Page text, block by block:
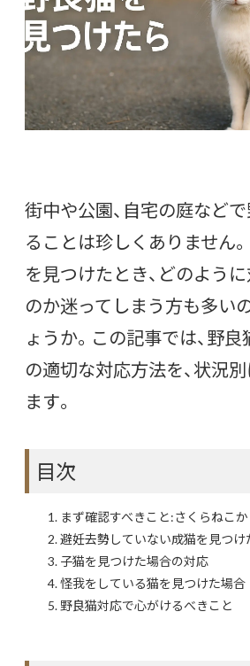
街中や公園、自宅の庭など
ることは珍しくありません
を見つけたとき、どのよう
のか迷ってしまう方も多い
ょうか。この記事では、野
の適切な対応方法を、状況
ます。
目次
まず確認すべきこと:さくらねこ
避妊去勢していない成猫を見つけ
子猫を見つけた場合の対応
怪我をしている猫を見つけた場合
野良猫対応で心がけるべきこと